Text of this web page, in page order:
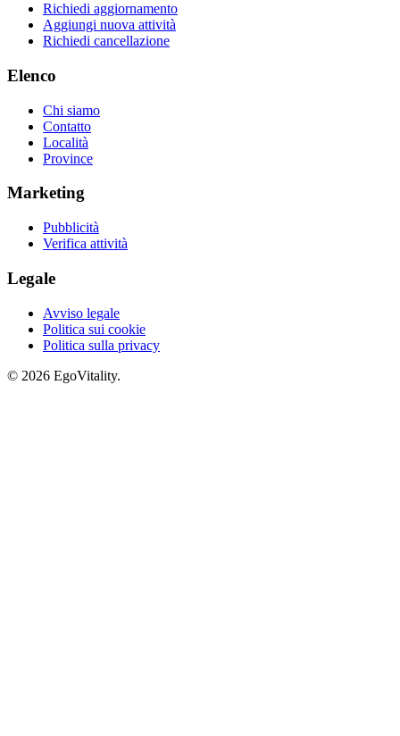
Richiedi aggiornamento
Aggiungi nuova attività
Richiedi cancellazione
Elenco
Chi siamo
Contatto
Località
Province
Marketing
Pubblicità
Verifica attività
Legale
Avviso legale
Politica sui cookie
Politica sulla privacy
© 2026 EgoVitality.